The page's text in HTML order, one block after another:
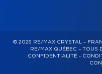
© 2026 RE/MAX CRYSTAL –
RE/MAX QUÉBEC – TOUS
CONFIDENTIALITÉ-